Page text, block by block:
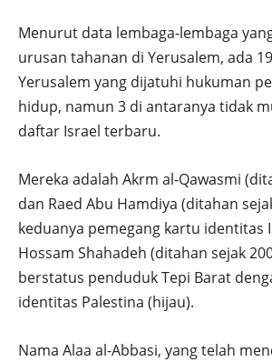
Menurut data lembaga-lembaga
urusan tahanan di Yerusalem, ada
Yerusalem yang dijatuhi hukuman
hidup, namun 3 di antaranya tidak
daftar Israel terbaru.
Mereka adalah Akrm al-Qawasmi
dan Raed Abu Hamdiya (ditahan
keduanya pemegang kartu identitas
Hossam Shahadeh (ditahan sejak
berstatus penduduk Tepi Barat
identitas Palestina (hijau).
Nama Alaa al-Abbasi, yang telah